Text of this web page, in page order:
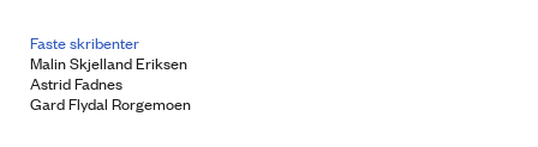
Faste skribenter
Malin Skjelland Eriksen
Astrid Fadnes
Gard Flydal Rorgemoen